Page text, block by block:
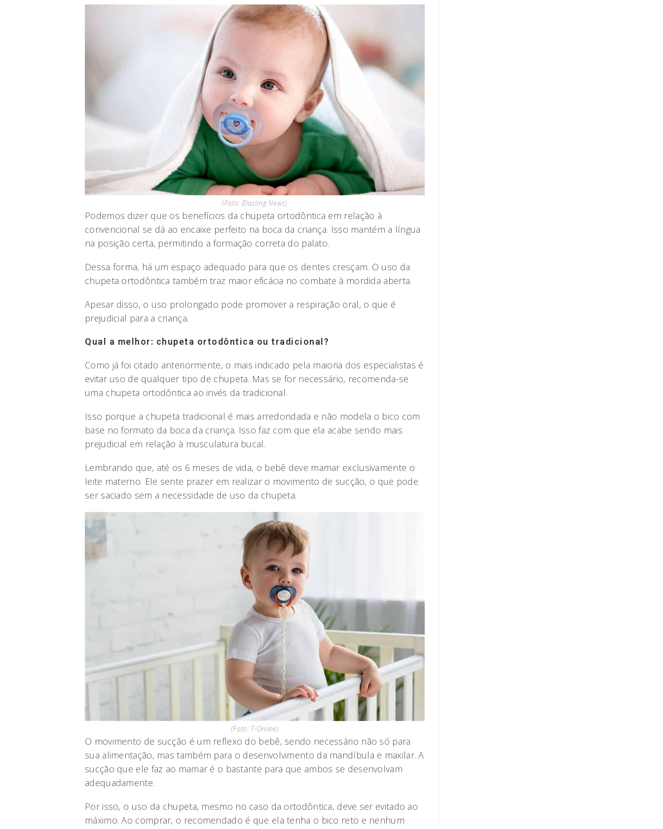
(Foto: Blasting News)
Podemos dizer que os benefícios da chupeta ortodôntica em relação à
convencional se dá ao encaixe perfeito na boca da criança. Isso mantém a língua
na posição certa, permitindo a formação correta do palato.
Dessa forma, há um espaço adequado para que os dentes cresçam. O uso da
chupeta ortodôntica também traz maior eficácia no combate à mordida aberta.
Apesar disso, o uso prolongado pode promover a respiração oral, o que é
prejudicial para a criança.
Qual a melhor: chupeta ortodôntica ou tradicional?
Como já foi citado anteriormente, o mais indicado pela maioria dos especialistas é
evitar uso de qualquer tipo de chupeta. Mas se for necessário, recomenda-se
uma chupeta ortodôntica ao invés da tradicional.
Isso porque a chupeta tradicional é mais arredondada e não modela o bico com
base no formato da boca da criança. Isso faz com que ela acabe sendo mais
prejudicial em relação à musculatura bucal.
Lembrando que, até os 6 meses de vida, o bebê deve mamar exclusivamente o
leite materno. Ele sente prazer em realizar o movimento de sucção, o que pode
ser saciado sem a necessidade de uso da chupeta.
(Foto: T-Online)
O movimento de sucção é um reflexo do bebê, sendo necessário não só para
sua alimentação, mas também para o desenvolvimento da mandíbula e maxilar. A
sucção que ele faz ao mamar é o bastante para que ambos se desenvolvam
adequadamente.
Por isso, o uso da chupeta, mesmo no caso da ortodôntica, deve ser evitado ao
máximo. Ao comprar, o recomendado é que ela tenha o bico reto e nenhum